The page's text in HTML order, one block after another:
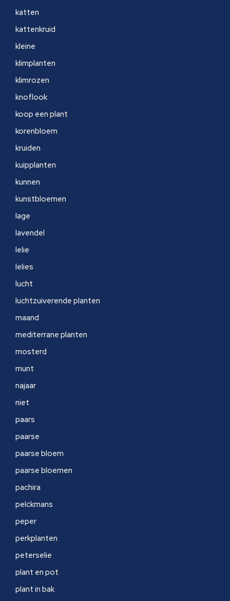
katten
kattenkruid
kleine
klimplanten
klimrozen
knoflook
koop een plant
korenbloem
kruiden
kuipplanten
kunnen
kunstbloemen
lage
lavendel
lelie
lelies
lucht
luchtzuiverende planten
maand
mediterrane planten
mosterd
munt
najaar
niet
paars
paarse
paarse bloem
paarse bloemen
pachira
pelckmans
peper
perkplanten
peterselie
plant en pot
plant in bak